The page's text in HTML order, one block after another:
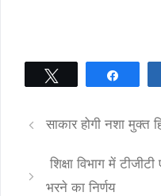
साकार होगी नशा मुक्त
शिक्षा विभाग में
भरने का निर्णय